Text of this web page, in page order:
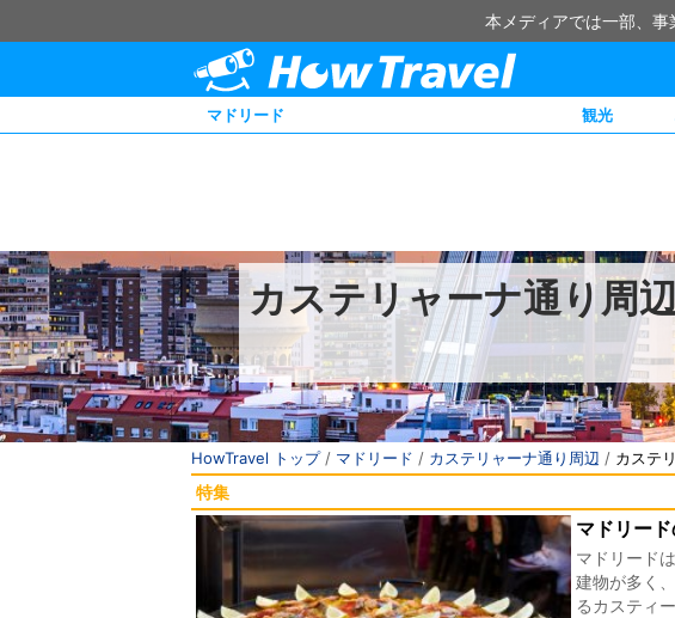
本メディアでは一部、
マドリード 観光
カステリャーナ通り周
HowTravel トップ/ マドリード / カステリャーナ通り周辺 / カステ
特集
マドリー
マドリード
建物が多く
るカスティ